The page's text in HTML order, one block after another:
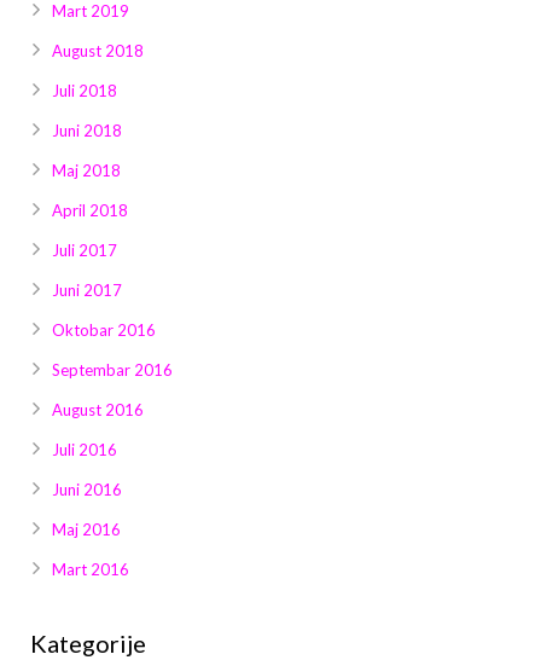
Mart 2019
August 2018
Juli 2018
Juni 2018
Maj 2018
April 2018
Juli 2017
Juni 2017
Oktobar 2016
Septembar 2016
August 2016
Juli 2016
Juni 2016
Maj 2016
Mart 2016
Kategorije